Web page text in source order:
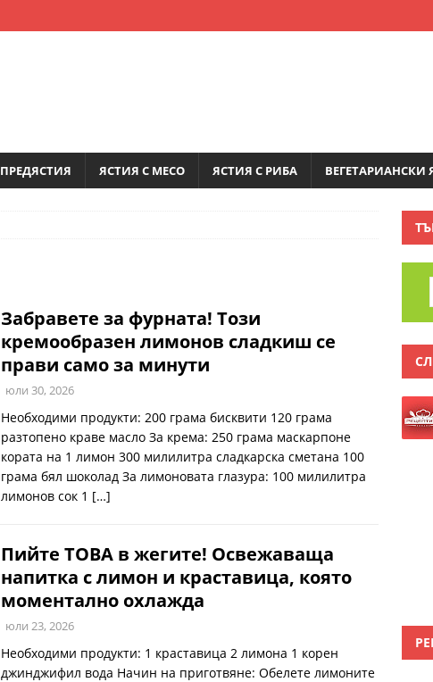
ПРЕДЯСТИЯ ЯСТИЯ С МЕСО ЯСТИЯ С РИБА ВЕГЕТАРИАНСКИ
Забравете за фурната! Този
кремообразен лимонов сладкиш се
прави само за минути
юли 30, 2026
Необходими продукти: 200 грама бисквити 120 грама
разтопено краве масло За крема: 250 грама маскарпоне
кората на 1 лимон 300 милилитра сладкарска сметана 100
грама бял шоколад За лимоновата глазура: 100 милилитра
лимонов сок 1 […]
Пийте ТОВА в жегите! Освежаваща
напитка с лимон и краставица, която
моментално охлажда
юли 23, 2026
Необходими продукти: 1 краставица 2 лимона 1 корен
джинджифил вода Начин на приготвяне: Обелете лимоните